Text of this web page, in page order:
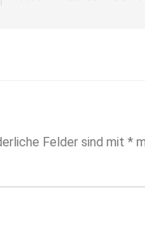
Felder sind mit *